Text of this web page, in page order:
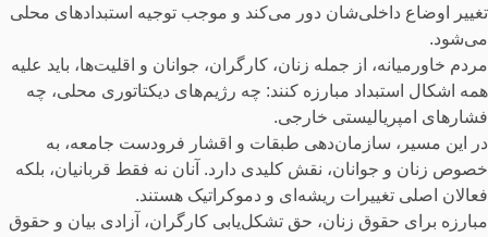
تغییر اوضاع داخلی‌شان دور می‌کند و موجب توجیه استبدادهای محلی
می‌شود.
مردم خاورمیانه، از جمله زنان، کارگران، جوانان و اقلیت‌ها، باید علیه
همه اشکال استبداد مبارزه کنند: چه رژیم‌های دیکتاتوری محلی، چه
فشارهای امپریالیستی خارجی.
در این مسیر، سازمان‌دهی طبقات و اقشار فرودست جامعه، بە
خصوص زنان و جوانان، نقش کلیدی دارد. آنان نه فقط قربانیان، بلکه
فعالان اصلی تغییرات ریشه‌ای و دموکراتیک هستند.
مبارزه برای حقوق زنان، حق تشکل‌یابی کارگران، آزادی بیان و حقوق